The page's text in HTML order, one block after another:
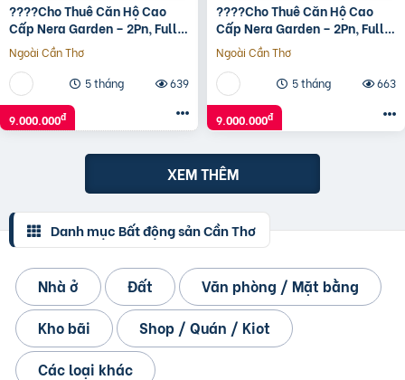
????Cho Thuê Căn Hộ Cao
Cấp Nera Garden – 2Pn, Full
Nội Thất
Ngoài Cần Thơ
5 tháng
639
9.000.000đ
????Cho Thuê Căn Hộ Cao
Cấp Nera Garden – 2Pn, Full
Nội Thất
Ngoài Cần Thơ
5 tháng
663
9.000.000đ
XEM THÊM
Danh mục Bất động sản Cần Thơ
Nhà ở Đất
Văn phòng / Mặt bằng
Kho bãi
Shop / Quán / Kiot
Các loại khác